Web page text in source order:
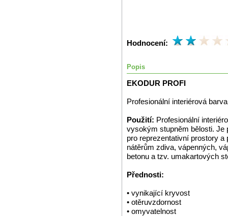
Hodnocení:
Popis
EKODUR PROFI
Profesionální interiérová
Použití: Profesionální
vysokým stupněm bělosti. Je
pro reprezentativní prostory
nátěrům zdiva, vápenných,
betonu a tzv. umakartových
Přednosti:
• vynikající kryvost
• otěruvzdornost
• omyvatelnost